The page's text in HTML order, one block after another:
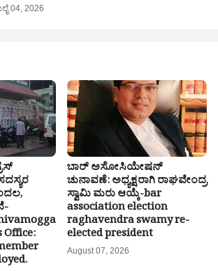
04, 2026
Office:
ಬಾರ್ ಅಸೋಸಿಯೇಷನ್
ಚುನಾವಣೆ: ಅಧ್ಯಕ್ಷರಾಗಿ ರಾಘವೇಂದ್ರ
ಸ್ವಾಮಿ ಮರು ಆಯ್ಕೆ-bar
association election
raghavendra swamy re-
elected president
August 07, 2026